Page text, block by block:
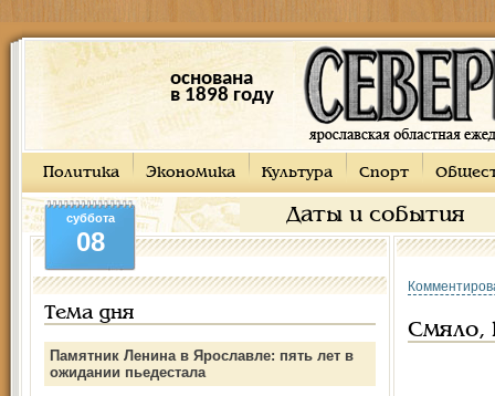
основана
в 1898 году
Политика Экономика Культура Спорт
Даты и события
суббота
08
Тема дня
Памятник Ленина в Ярославле: пять лет в
ожидании пьедестала
Смяло,